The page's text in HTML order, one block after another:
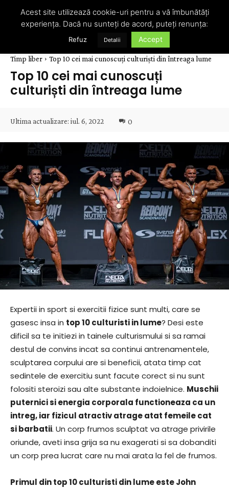
Timp liber Top 10 cei mai cunoscuți culturiști din întreaga lume
Top 10 cei mai cunoscuți
culturiști din întreaga lume
Ultima actualizare: iul. 6, 2022 0
Expertii in sport si exercitii fizice sunt multi, care se
gasesc insa in top 10 culturisti in lume? Desi este
dificil sa te initiezi in tainele culturismului si sa ramai
destul de convins incat sa continui antrenamentele,
sculptarea corpului are si beneficii, atata timp cat
sedintele de exercitiu sunt facute corect si nu sunt
folositi steroizi sau alte substante indoielnice. Muschii
puternici si energia corporala functioneaza ca un
intreg, iar fizicul atractiv atrage atat femeile cat
si barbatii. Un corp frumos sculptat va atrage privirile
oriunde, aveti insa grija sa nu exagerati si sa dobanditi
un corp prea lucrat care nu mai arata la fel de frumos.
Primul din top 10 culturisti din lume este John
Acest site utilizează cookie-uri pentru a vă îmbunătăți
experiența. Dacă nu sunteți de acord, puteți renunța:
Refuz Detalii Accept